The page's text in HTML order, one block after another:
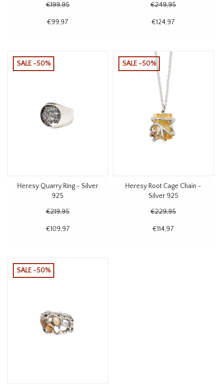
€199,95
€99,97
€249,95
€124,97
SALE -50%
Heresy Quarry Ring - Silver
925
€219,95
€109,97
SALE -50%
Heresy Root Cage Chain -
Silver 925
€229,95
€114,97
SALE -50%